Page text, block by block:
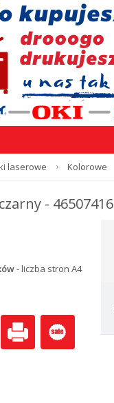
laserowe Kolorowe
- 46507416
- liczba stron A4